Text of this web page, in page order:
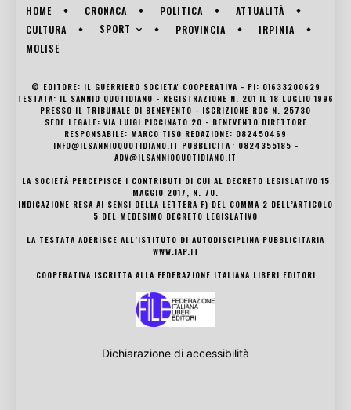
HOME CRONACA POLITICA
ATTUALITÀ
CULTURA
SPORT PROVINCIA
IRPINIA
MOLISE
© EDITORE: IL GUERRIERO SOCIETA' COOPERATIVA - PI: 01633200629
TESTATA: IL SANNIO QUOTIDIANO - REGISTRAZIONE N. 201 IL 18 LUGLIO 1996
PRESSO IL TRIBUNALE DI BENEVENTO - ISCRIZIONE ROC N. 25730
SEDE LEGALE: VIA LUIGI PICCINATO 20 - BENEVENTO DIRETTORE
RESPONSABILE: MARCO TISO REDAZIONE: 082450469
INFO@ILSANNIOQUOTIDIANO.IT PUBBLICITA': 0824355185 -
ADV@ILSANNIOQUOTIDIANO.IT
LA SOCIETÀ PERCEPISCE I CONTRIBUTI DI CUI AL DECRETO LEGISLATIVO 15
MAGGIO 2017, N. 70.
INDICAZIONE RESA AI SENSI DELLA LETTERA F) DEL COMMA 2 DELL’ARTICOLO
5 DEL MEDESIMO DECRETO LEGISLATIVO
LA TESTATA ADERISCE ALL’ISTITUTO DI AUTODISCIPLINA PUBBLICITARIA
WWW.IAP.IT
COOPERATIVA ISCRITTA ALLA FEDERAZIONE ITALIANA LIBERI EDITORI
Dichiarazione di accessibilità